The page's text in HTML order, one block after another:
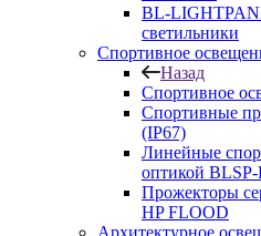
BL-
светильники
Спортивное
Назад
Спортивное
Спортивные
(IP67)
Линейные
оптикой
Прожекторы
HP FLOOD
Архитектурное